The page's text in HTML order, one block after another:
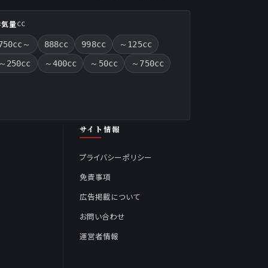
量CC
～ 888cc 998cc
～125cc
～250cc
～400cc ～50cc ～750cc
サイト情報
プライバシーポリシー
免責事項
広告掲載について
お問い合わせ
運営者情報